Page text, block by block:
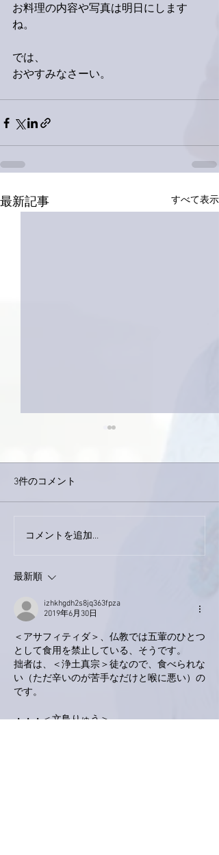
お料理の内容や写真は明日にします
ね。
では、
おやすみなさーい。
最新記事 すべて表示
下駄箱がスッキリ〜。
3件のコメント
コメントを追加…
最新順
izhkhgdh2s8jq363fpza
2019年6月30日
＜アサフィティダ＞、仏教では五葷のひとつ
として食用を禁止している、そうです。
拙者は、＜浄土真宗＞徒なので、食べられな
い（ただ辛いのが苦手なだけと喉に悪い）の
です。
・・・＜文鳥りゅう＞